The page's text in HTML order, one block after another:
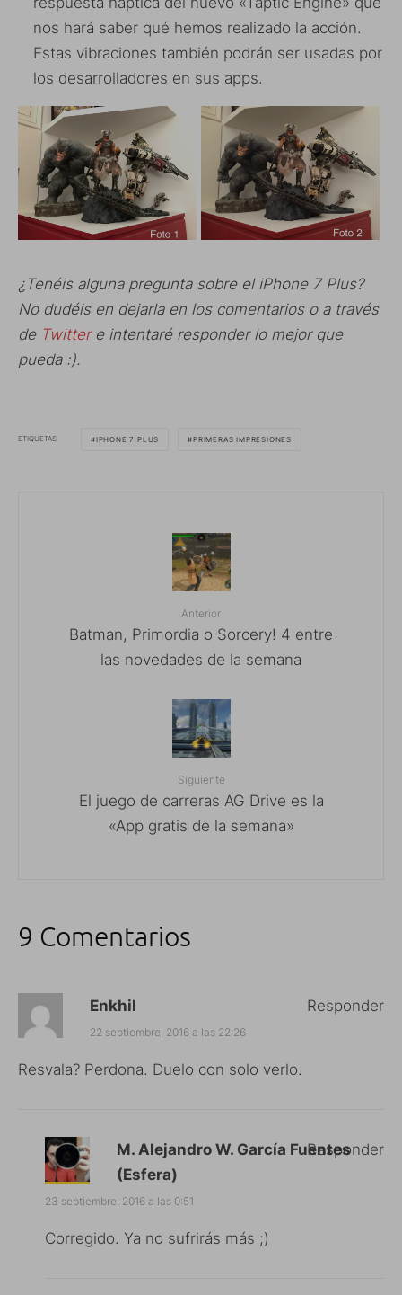
nos hará saber qué hemos realizado la acción.
Estas vibraciones también podrán ser usadas por
los desarrolladores en sus apps.
¿Tenéis alguna pregunta sobre el iPhone 7 Plus?
No dudéis en dejarla en los comentarios o a través
de Twittere intentaré responder lo mejor que
pueda :).
ETIQUETAS IPHONE 7 PLUS PRIMERAS IMPRESIONES
Anterior
Batman, Primordia o Sorcery! 4 entre
las novedades de la semana
Siguiente
El juego de carreras AG Drive es la
«App gratis de la semana»
9 Comentarios
Enkhil
22 septiembre, 2016 a las 22:26
Resvala? Perdona. Duelo con solo verlo.
Responder
M. Alejandro W. García Fuentes
(Esfera)
23 septiembre, 2016 a las 0:51
Corregido. Ya no sufrirás más ;)
Responder